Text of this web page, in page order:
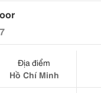
Địa điểm
Hồ Chí Minh